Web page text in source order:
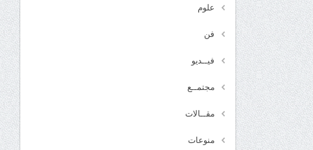
علوم
فن
فيــديو
مجتمــع
مقــالات
منوعات